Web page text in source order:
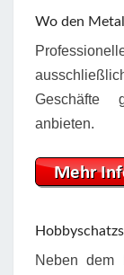
Wo den
Geschäfte
anbieten.
Neben dem